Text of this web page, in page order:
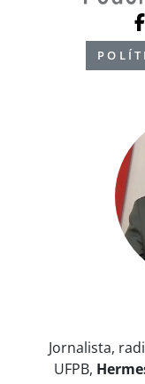
Jornalista,
UFPB,